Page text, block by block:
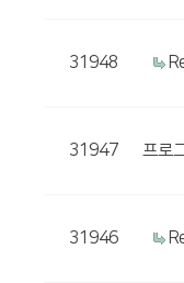
31948
31947 프로
31946